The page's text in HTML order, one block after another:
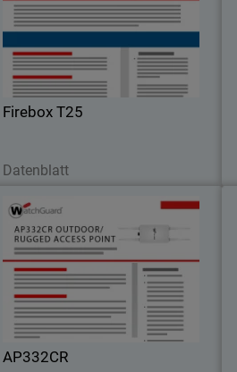
Firebox T25
Datenblatt
Viel Sicherheit – kleine Appliance
AP332CR
AP332CR
WLAN-Leistung für anspruchsvolle
Bedingungen und Außenbereiche